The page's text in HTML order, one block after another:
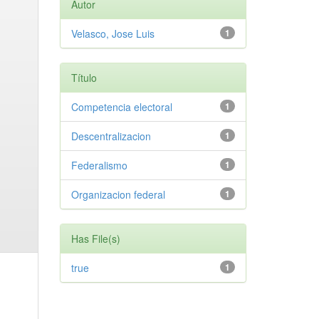
Autor
1
Velasco, Jose Luis
Título
1
Competencia electoral
1
Descentralizacion
1
Federalismo
1
Organizacion federal
Has File(s)
1
true